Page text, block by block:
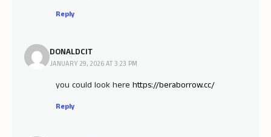
Reply
DONALDCIT
JANUARY 29, 2026 AT 3:23 PM
you could look here https://beraborrow.cc/
Reply